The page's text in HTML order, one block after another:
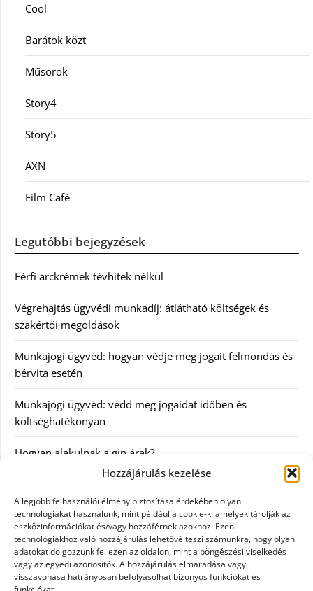
Hozzájárulás kezelése
A legjobb felhasználói élmény biztosítása érdekében olyan
technológiákat használunk, mint például a cookie-k, amelyek tárolják az
eszközinformációkat és/vagy hozzáférnek azokhoz. Ezen
technológiákhoz való hozzájárulás lehetővé teszi számunkra, hogy olyan
adatokat dolgozzunk fel ezen az oldalon, mint a böngészési viselkedés
vagy az egyedi azonosítók. A hozzájárulás elmaradása vagy
visszavonása hátrányosan befolyásolhat bizonyos funkciókat és
Cool
Barátok közt
Műsorok
Story4
Story5
AXN
Film Café
Legutóbbi bejegyzések
Férfi arckrémek tévhitek nélkül
Végrehajtás ügyvédi munkadíj: átlátható költségek és
szakértői megoldások
Munkajogi ügyvéd: hogyan védje meg jogait felmondás és
bérvita esetén
Munkajogi ügyvéd: védd meg jogaidat időben és
költséghatékonyan
Hogyan alakulnak a gin árak?
Kategóriák
Egészség
Hírek